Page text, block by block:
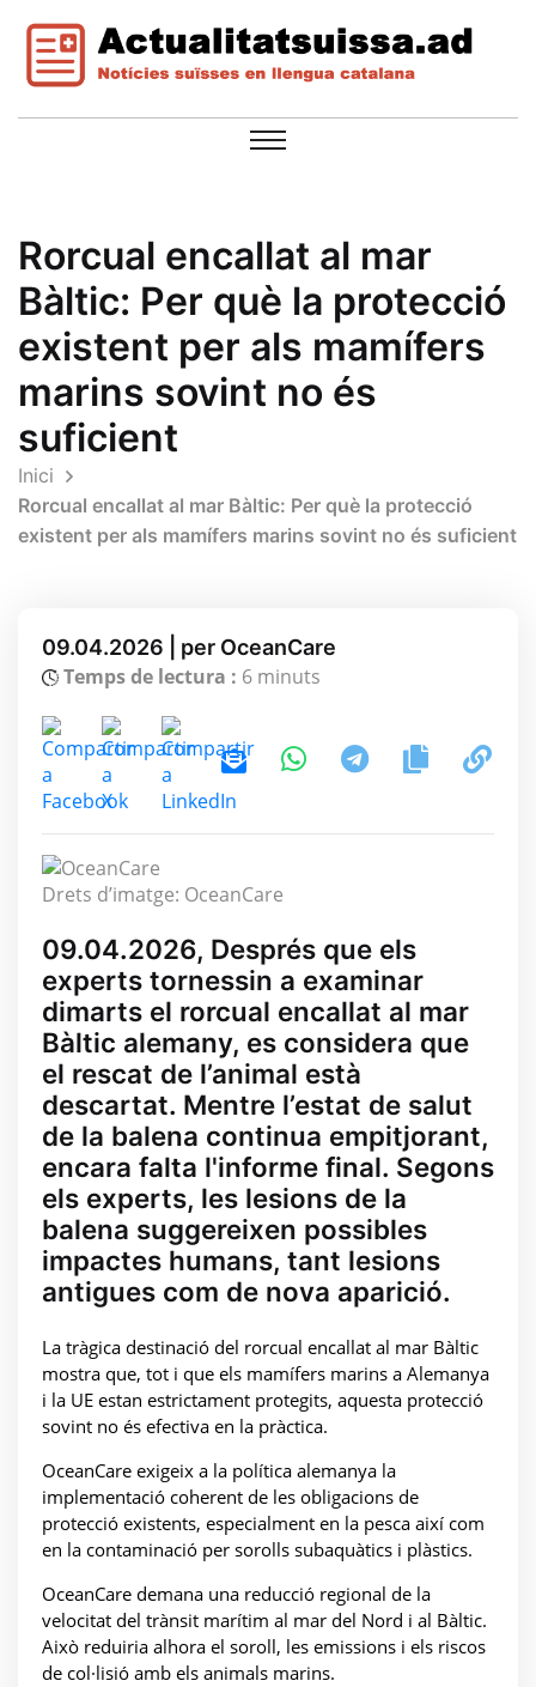
Rorcual encallat al mar
Bàltic: Per què la protecció
existent per als mamífers
marins sovint no és
suficient
Inici
Rorcual encallat al mar Bàltic: Per què la protecció
existent per als mamífers marins sovint no és suficient
09.04.2026 | per OceanCare
Temps de lectura : 6 minuts
Drets d’imatge: OceanCare
09.04.2026, Després que els
experts tornessin a examinar
dimarts el rorcual encallat al mar
Bàltic alemany, es considera que
el rescat de l’animal està
descartat. Mentre l’estat de salut
de la balena continua empitjorant,
encara falta l'informe final. Segons
els experts, les lesions de la
balena suggereixen possibles
impactes humans, tant lesions
antigues com de nova aparició.
La tràgica destinació del rorcual encallat al mar Bàltic
mostra que, tot i que els mamífers marins a Alemanya
i la UE estan estrictament protegits, aquesta protecció
sovint no és efectiva en la pràctica.
OceanCare exigeix a la política alemanya la
implementació coherent de les obligacions de
protecció existents, especialment en la pesca així com
en la contaminació per sorolls subaquàtics i plàstics.
OceanCare demana una reducció regional de la
velocitat del trànsit marítim al mar del Nord i al Bàltic.
Això reduiria alhora el soroll, les emissions i els riscos
de col·lisió amb els animals marins.